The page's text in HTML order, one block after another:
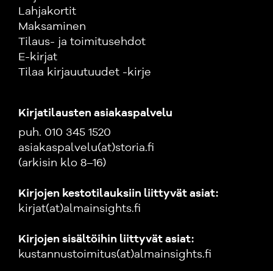
Lahjakortit
Maksaminen
Tilaus- ja toimitusehdot
E-kirjat
Tilaa kirjauutuudet -kirje
Kirjatilausten asiakaspalvelu
puh. 010 345 1520
asiakaspalvelu(at)storia.fi
(arkisin klo 8–16)
Kirjojen kestotilauksiin liittyvät asiat:
kirjat(at)almainsights.fi
Kirjojen sisältöihin liittyvät asiat:
kustannustoimitus(at)almainsights.fi